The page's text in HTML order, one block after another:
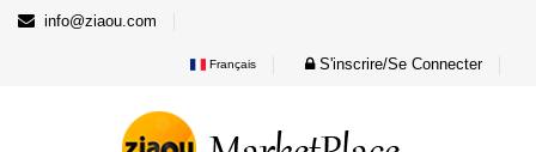
info@ziaou.com
Français S'inscrire/Se Connecter